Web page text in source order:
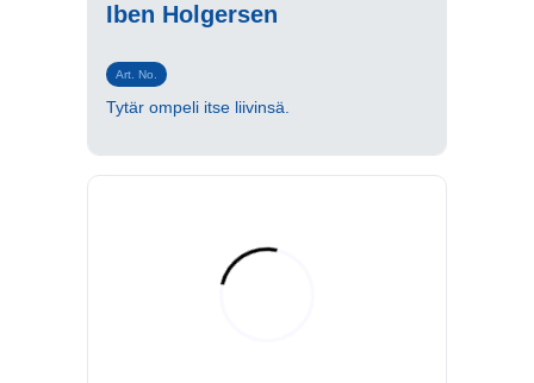
Iben Holgersen
Art. No.
Tytär ompeli itse liivinsä.